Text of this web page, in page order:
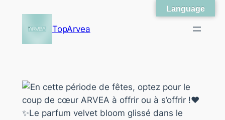
TopArvea
Language